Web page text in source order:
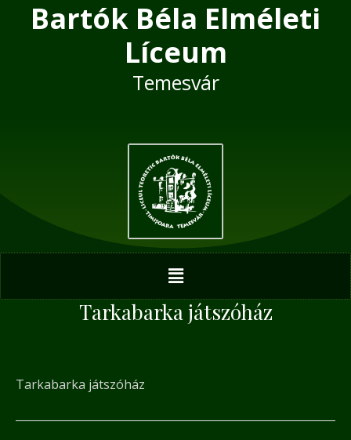
Bartók Béla Elméleti
Líceum
Temesvár
Menu
Tarkabarka játszóház
Tarkabarka játszóház
Post
navigation